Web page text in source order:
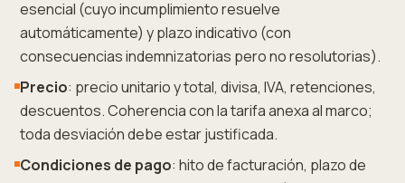
esencial (cuyo incumplimiento resuelve
automáticamente) y plazo indicativo (con
consecuencias indemnizatorias pero no resolutorias).
Precio: precio unitario y total, divisa, IVA, retenciones,
descuentos. Coherencia con la tarifa anexa al marco;
toda desviación debe estar justificada.
Condiciones de pago: hito de facturación, plazo de